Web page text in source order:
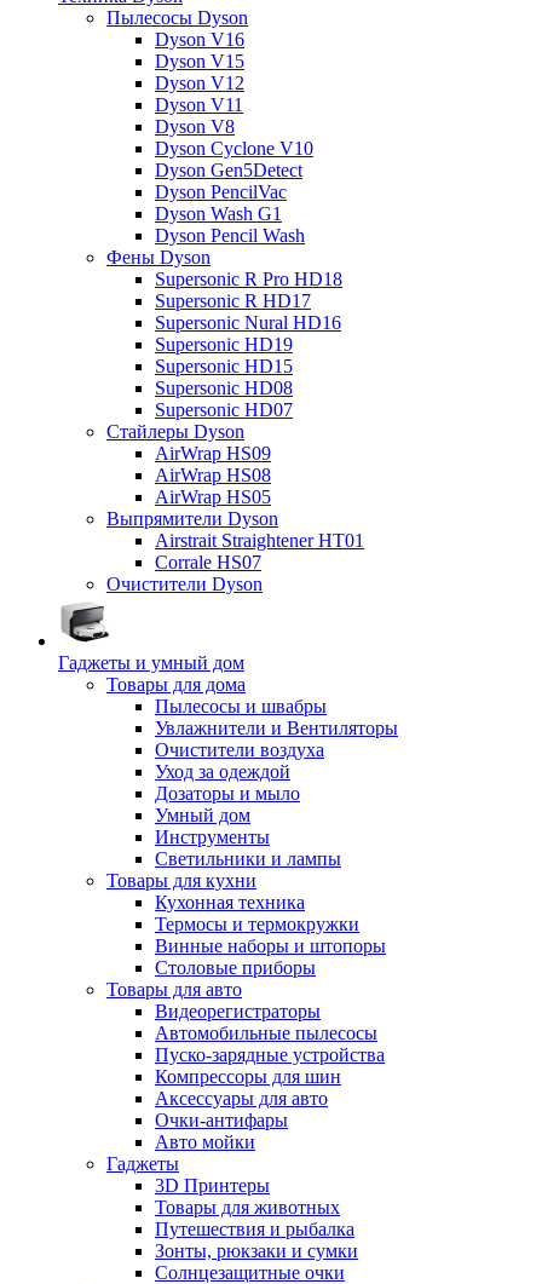
Пылесосы Dyson
Dyson V16
Dyson V15
Dyson V12
Dyson V11
Dyson V8
Dyson Cyclone V10
Dyson Gen5Detect
Dyson PencilVac
Dyson Wash G1
Dyson Pencil Wash
Фены Dyson
Supersonic R Pro HD18
Supersonic R HD17
Supersonic Nural HD16
Supersonic HD19
Supersonic HD15
Supersonic HD08
Supersonic HD07
Стайлеры Dyson
AirWrap HS09
AirWrap HS08
AirWrap HS05
Выпрямители Dyson
Airstrait Straightener HT01
Corrale HS07
Очистители Dyson
Гаджеты и умный дом
Товары для дома
Пылесосы и швабры
Увлажнители и Вентиляторы
Очистители воздуха
Уход за одеждой
Дозаторы и мыло
Умный дом
Инструменты
Светильники и лампы
Товары для кухни
Кухонная техника
Термосы и термокружки
Винные наборы и штопоры
Столовые приборы
Товары для авто
Видеорегистраторы
Автомобильные пылесосы
Пуско-зарядные устройства
Компрессоры для шин
Аксессуары для авто
Очки-антифары
Авто мойки
Гаджеты
3D Принтеры
Товары для животных
Путешествия и рыбалка
Зонты, рюкзаки и сумки
Солнцезащитные очки